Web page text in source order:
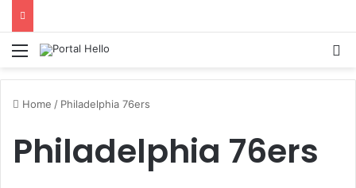
Menu
Home / Philadelphia 76ers
Philadelphia 76ers